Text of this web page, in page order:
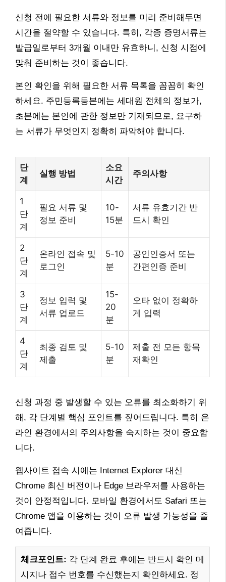
신청 전에 필요한 서류와 정보를 미리 준비해두면
시간을 절약할 수 있습니다. 특히, 각종 증명서류는
발급일로부터 3개월 이내만 유효하니, 신청 시점에
맞춰 준비하는 것이 좋습니다.
본인 확인을 위해 필요한 서류 목록을 꼼꼼히 확인
하세요. 주민등록등본에는 세대원 전체의 정보가,
초본에는 본인에 관한 정보만 기재되므로, 요구하
는 서류가 무엇인지 정확히 파악해야 합니다.
단
계
실행 방법
소요
시간
주의사항
1
단
계
필요 서류 및
정보 준비
10-
15분
서류 유효기간 반
드시 확인
2
단
계
온라인 접속 및
로그인
5-10
분
공인인증서 또는
간편인증 준비
3
단
계
정보 입력 및
서류 업로드
15-
20
분
오타 없이 정확하
게 입력
4
단
계
최종 검토 및
제출
5-10
분
제출 전 모든 항목
재확인
신청 과정 중 발생할 수 있는 오류를 최소화하기 위
해, 각 단계별 핵심 포인트를 짚어드립니다. 특히 온
라인 환경에서의 주의사항을 숙지하는 것이 중요합
니다.
웹사이트 접속 시에는 Internet Explorer 대신
Chrome 최신 버전이나 Edge 브라우저를 사용하는
것이 안정적입니다. 모바일 환경에서도 Safari 또는
Chrome 앱을 이용하는 것이 오류 발생 가능성을 줄
여줍니다.
체크포인트: 각 단계 완료 후에는 반드시 확인 메
시지나 접수 번호를 수신했는지 확인하세요. 정